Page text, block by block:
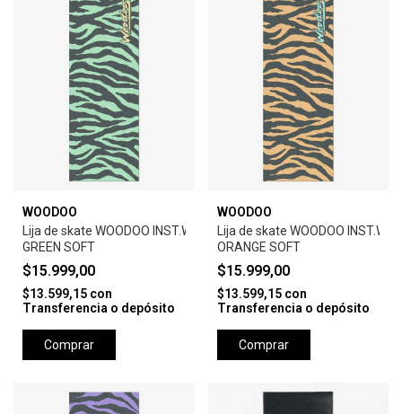
WOODOO
Lija de skate WOODOO INST.WARHOL ZEBRA-
GREEN SOFT
$15.999,00
$13.599,15 con
Transferencia o depósito
Comprar
WOODOO
Lija de skate WOODOO
ORANGE SOFT
$15.999,00
$13.599,15 con
Transferencia o depósito
Comprar